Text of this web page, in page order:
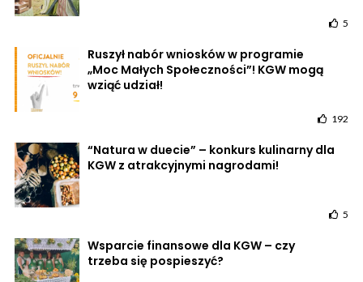
5
Ruszył nabór wniosków w programie
„Moc Małych Społeczności”! KGW mogą
wziąć udział!
192
“Natura w duecie” – konkurs kulinarny dla
KGW z atrakcyjnymi nagrodami!
5
Wsparcie finansowe dla KGW – czy
trzeba się pospieszyć?